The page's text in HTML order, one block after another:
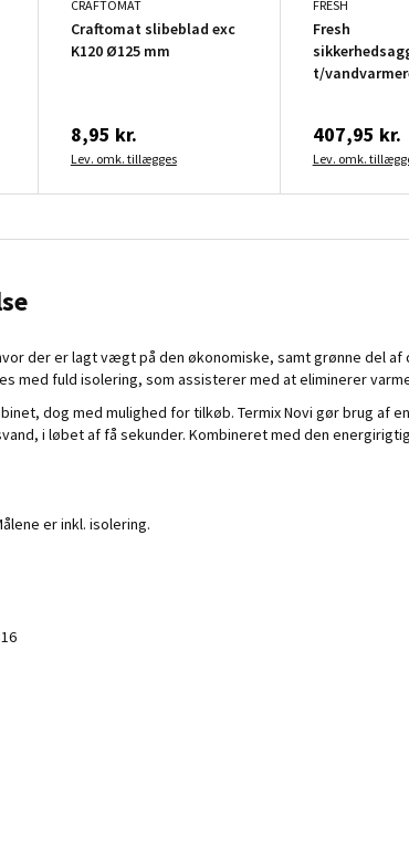
CRAFTOMAT
Craftomat slibeblad exc
K120 Ø125 mm
8,95 kr.
Lev. omk. tillægges
FRESH
Fresh
t/
407,95 kr.
Lev. omk.
der er lagt vægt på den økonomiske, samt grønne del
med fuld isolering, som assisterer med at eliminerer
dog med mulighed for tilkøb. Termix Novi gør brug
i løbet af få sekunder. Kombineret med den
er inkl. isolering.